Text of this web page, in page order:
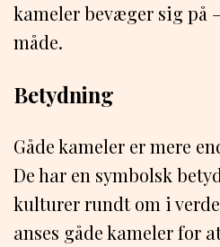
kameler bevæger sig på
måde.
Betydning
Gåde kameler er mere
De har en symbolsk
kulturer rundt om i
anses gåde kameler for